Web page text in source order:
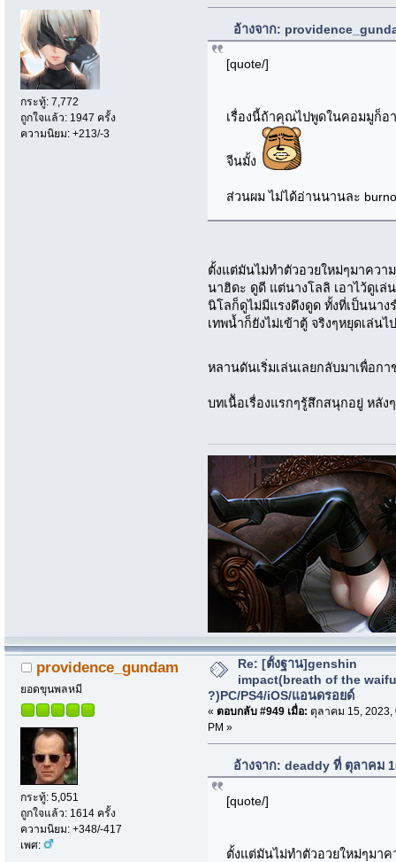
กระทู้: 7,772
ถูกใจแล้ว: 1947 ครั้ง
ความนิยม: +213/-3
อ้างจาก:
[quote/]
เรื่องนี้ถ้าคุณไปพูดในคอมมูก็อ
จีนมั้ง
ส่วนผม ไม่ได้อ่านนานละ
ตั้งแต่มันไม่ทำตัวอวยใหม่ๆมาควา
นาฮิดะ ดูดี แต่นางโลลิ เอาไว้ดูเล่
นิโลก็ดูไม่มีแรงดึงดูด ทั้งที่เป็นนา
เทพน้ำก็ยังไม่เข้าตู้ จริงๆหยุดเล่นไ
หลานดันเริ่มเล่นเลยกลับมาเพื่อก
บทเนืัอเรื่องแรกๆรู้สึกสนุกอยู่ หลัง
providence_gundam
ยอดขุนพลหมี
กระทู้: 5,051
ถูกใจแล้ว: 1614 ครั้ง
ความนิยม: +348/-417
เพศ:
Re: [ตั้งฐาน]genshin
impact(breath of the waifu
?)PC/PS4/iOS/แอนดรอยด์
« ตอบกลับ #949 เมื่อ: ตุลาคม 15, 2023,
PM »
อ้างจาก: deaddy ที่ ตุลาคม
[quote/]
ตั้งแต่มันไม่ทำตัวอวยใหม่ๆมา